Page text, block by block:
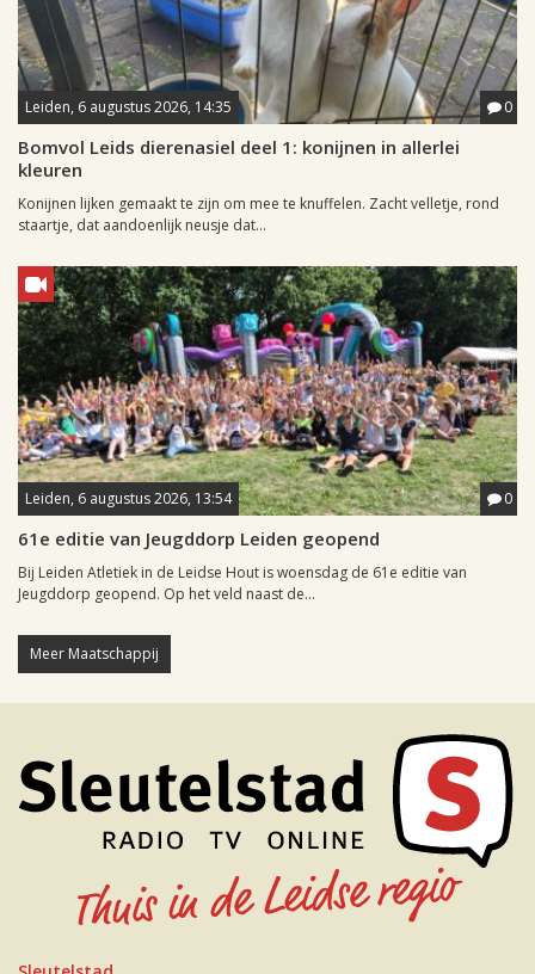
Leiden, 6 augustus 2026, 14:35 0
Bomvol Leids dierenasiel deel 1: konijnen in allerlei
kleuren
Konijnen lijken gemaakt te zijn om mee te knuffelen. Zacht velletje, rond
staartje, dat aandoenlijk neusje dat...
Leiden, 6 augustus 2026, 13:54 0
61e editie van Jeugddorp Leiden geopend
Bij Leiden Atletiek in de Leidse Hout is woensdag de 61e editie van
Jeugddorp geopend. Op het veld naast de...
Meer Maatschappij